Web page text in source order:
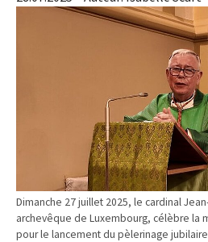
Dimanche 27 juillet 2025, le cardinal
archevêque de Luxembourg, célèbre la
pour le lancement du pèlerinage